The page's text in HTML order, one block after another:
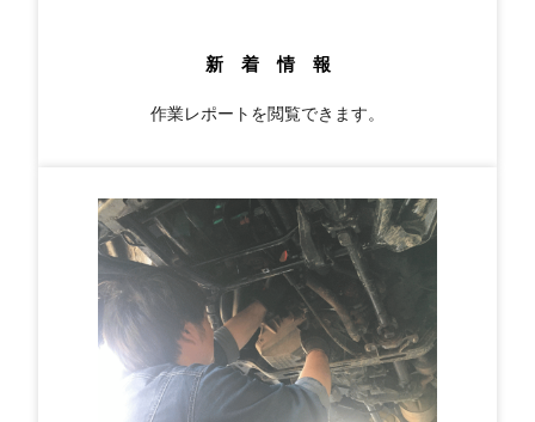
新 着 情 報
作業レポートを閲覧できます。